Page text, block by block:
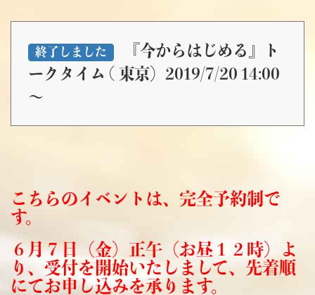
終了しました
『今からはじめる』ト
ークタイム ( 東京）2019/7/20 14:00
～
こちらのイベントは、完全予約制で
す。
６月７日（金）正午（お昼１２時）よ
り、受付を開始いたしまして、先着順
にてお申し込みを承ります。